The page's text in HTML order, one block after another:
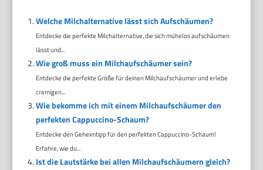
Welche Milchalternative lässt sich Aufschäumen?
Entdecke die perfekte Milchalternative, die sich mühelos aufschäumen
lässt und...
Wie groß muss ein Milchaufschäumer sein?
Entdecke die perfekte Größe für deinen Milchaufschäumer und erlebe
cremigen...
Wie bekomme ich mit einem Milchaufschäumer den
perfekten Cappuccino-Schaum?
Entdecke den Geheimtipp für den perfekten Cappuccino-Schaum!
Erfahre, wie du...
Ist die Lautstärke bei allen Milchaufschäumern gleich?